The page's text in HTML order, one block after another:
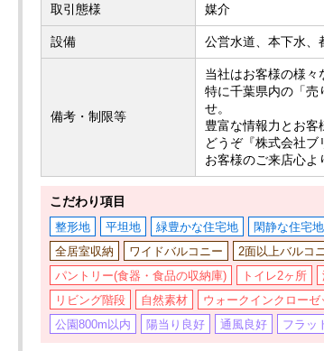
取引態様 媒介
設備 公営水道、本下水、
備考・制限等
当社はお客様の様々
特に千葉県内の「売
せ。
豊富な情報力とお客
どうぞ『株式会社ブ
お客様のご来店心よ
こだわり項目
整形地 平坦地 緑豊かな住宅地 閑静な住宅地
全居室収納
ワイドバルコニー 2面以上バルコ
パントリー(食器・食品の収納庫)
トイレ2ヶ所
リビング階段
自然素材 ウォークインクローゼ
公園800m以内
陽当り良好 通風良好 フラッ